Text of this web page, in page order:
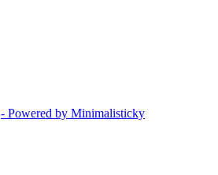
- Powered by Minimalisticky